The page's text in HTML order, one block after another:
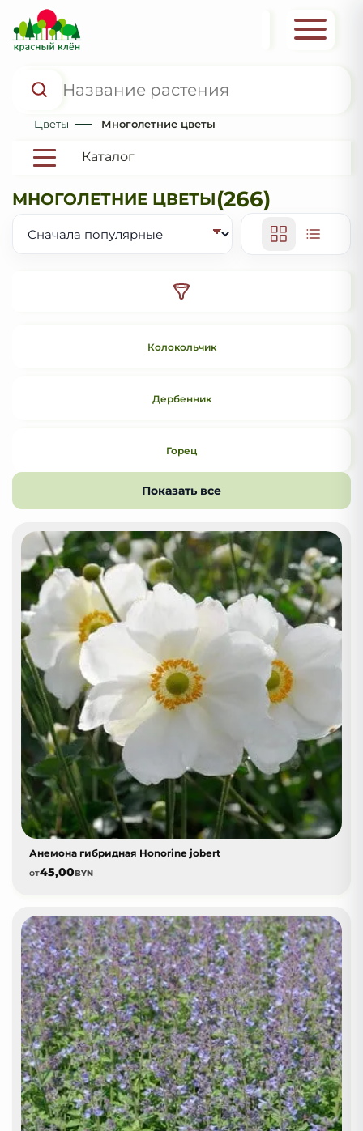
Цветы Многолетние цветы
Каталог
МНОГОЛЕТНИЕ ЦВЕТЫ(266)
Колокольчик
Дербенник
Горец
Показать все
Анемона гибридная Honorine jobert
от45,00BYN